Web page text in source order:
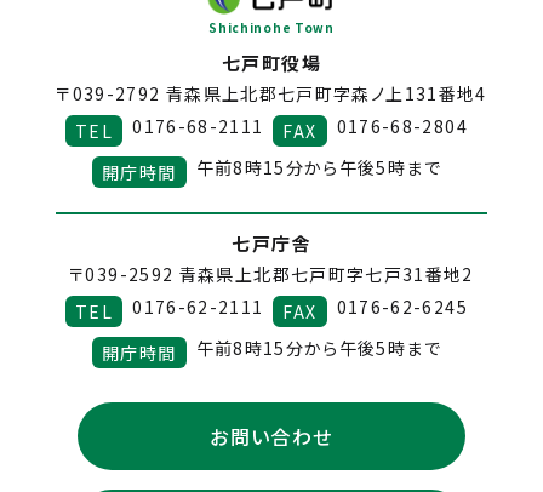
Shichinohe Town
七戸町役場
〒039-2792 青森県上北郡七戸町字森ノ上131番地4
TEL
0176-68-2111 FAX
0176-68-2804
開庁時間
午前8時15分から午後5時まで
七戸庁舎
〒039-2592 青森県上北郡七戸町字七戸31番地2
TEL
0176-62-2111 FAX
0176-62-6245
開庁時間
午前8時15分から午後5時まで
お問い合わせ